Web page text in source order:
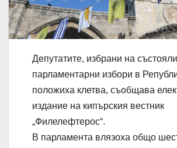
Депутатите, избрани на
парламентарни избори в
положиха клетва, съобщава
издание на кипърския вестник
„Филелефтерос“.
В парламента влязоха общо